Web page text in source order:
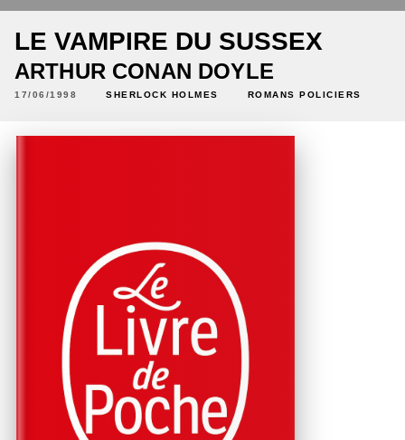
LE VAMPIRE DU SUSSEX
ARTHUR CONAN DOYLE
17/06/1998 SHERLOCK HOLMES ROMANS POLICIERS